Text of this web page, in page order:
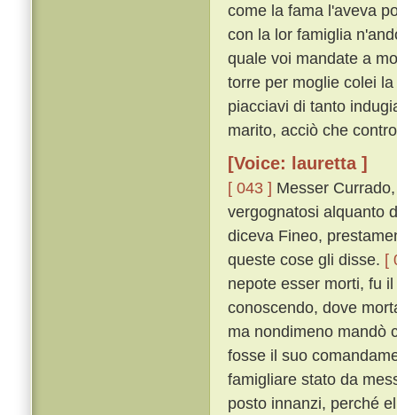
come la fama l'aveva
con la lor famiglia
quale voi mandate a
torre per moglie colei
piacciavi di tanto
marito, acciò che
[Voice: lauretta ]
[ 043 ] Messer
vergognatosi alquanto
diceva Fineo,
queste cose gli disse. [
nepote esser morti, fu
conoscendo, dove
ma nondimeno mandò
fosse il suo
famigliare stato da
posto innanzi, perché